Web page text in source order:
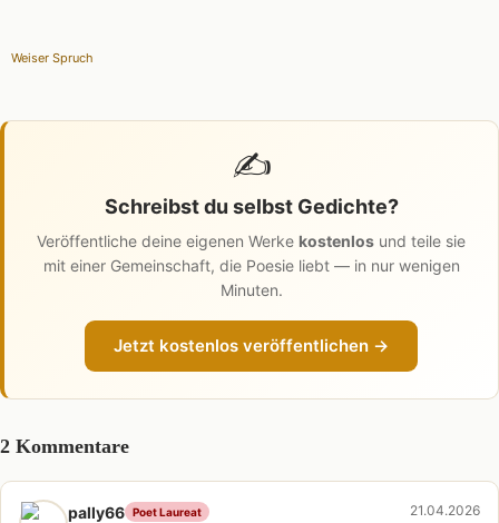
Weiser Spruch
✍️
Schreibst du selbst Gedichte?
Veröffentliche deine eigenen Werke kostenlos und teile sie
mit einer Gemeinschaft, die Poesie liebt — in nur wenigen
Minuten.
Jetzt kostenlos veröffentlichen →
2 Kommentare
pally66 Poet Laureat 21.04.2026